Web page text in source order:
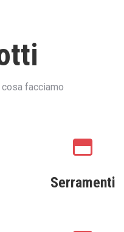
facciamo
Serramenti